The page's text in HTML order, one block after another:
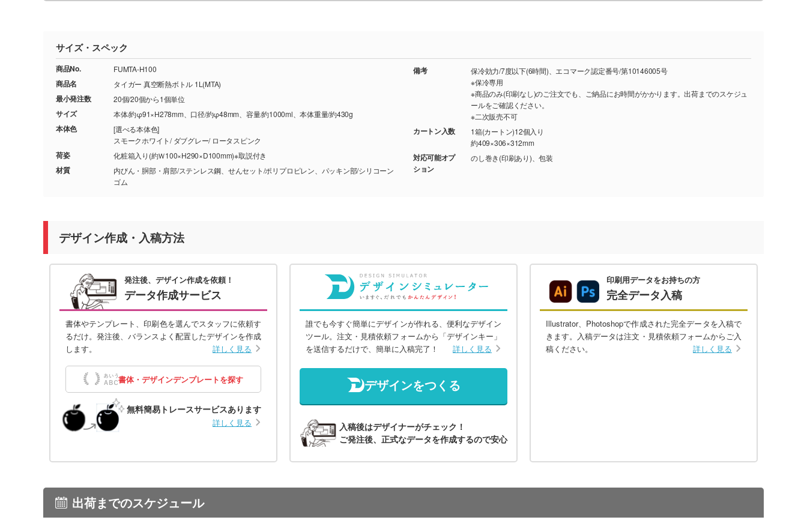
サイズ・スペック
商品No. FUMTA-H100
商品名 タイガー 真空断熱ボトル 1L(MTA)
最小発注数 20個/20個から1個単位
サイズ 本体/約φ91×H278mm、口径/約φ48mm、容量/約1000ml、本体重量/約430g
本体色
[選べる本体色]
スモークホワイト/ ダブグレー/ ロータスピンク
荷姿 化粧箱入り(約Ｗ100×H290×D100mm)※取説付き
材質
内びん・胴部・肩部/ステンレス鋼、せんセット/ポリプロピレン、パッキン部/シリコーン
ゴム
備考
保冷効力/7度以下(6時間)、エコマーク認定番号/第10146005号
※保冷専用
※商品のみ(印刷なし)のご注文でも、ご納品にお時間がかかります。出荷までのスケジュ
ールをご確認ください。
※二次販売不可
カートン入数
1箱(カートン)12個入り
約409×306×312mm
対応可能オプ
ション
のし巻き(印刷あり)、包装
デザイン作成・入稿方法
発注後、デザイン作成を依頼！
データ作成サービス
書体やテンプレート、印刷色を選んでスタッフに依頼す
るだけ。発注後、バランスよく配置したデザインを作成
します。
詳しく見る
書体・デザインデンプレートを探す
無料簡易トレースサービスあります
詳しく見る
誰でも今すぐ簡単にデザインが作れる、便利なデザイン
ツール。注文・見積依頼フォームから「デザインキー」
を送信するだけで、簡単に入稿完了！
詳しく見る
デザインをつくる
入稿後はデザイナーがチェック！
ご発注後、正式なデータを作成するので安心
印刷用データをお持ちの方
完全データ入稿
Illustrator、Photoshopで作成された完全データを入稿で
きます。入稿データは注文・見積依頼フォームからご入
稿ください。
詳しく見る
出荷までのスケジュール